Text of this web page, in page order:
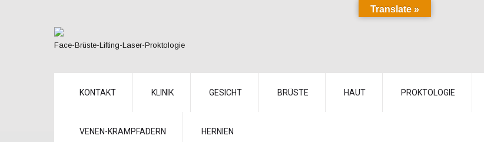
Face-Brüste-Lifting-Laser-Proktologie
KONTAKT KLINIK GESICHT BRÜSTE HAUT PROKTOLOGIE
VENEN-KRAMPFADERN HERNIEN
Translate »